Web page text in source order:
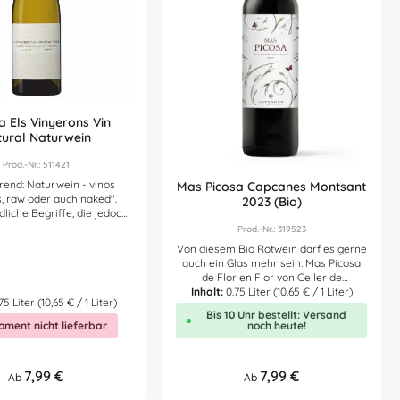
! Hier finden Sie
des Erzeugers zur
- Zutatenliste des
(jahrgangsübergreifend)Selection das
Genussmagazin: SilverLa Guía de vins
de Catalunya: 8,9 PunkteThe Wine
Advocate Robert Parker,USA: 88
PunkteGilbert & Gaillard International
Challenge: GoldHier finden Sie den
Link des Erzeugers zur
Els Vinyerons Vin
Naturwein
Prod.-Nr.: 511421
Naturwein - vinos
raw oder auch naked".
Begriffe, die jedoch
Weingut Els Vinyerons
für seinen excellenten
Naturwein LLUERNA
weiße Rebsorte
Liter (10,65 € / 1 Liter)
nicht lieferbar
Regulärer Preis:
Ab 7,99 €
Mas Picosa Capcanes Montsant
2023 (Bio)
Prod.-Nr.: 319523
Von diesem Bio Rotwein darf es gerne
auch ein Glas mehr sein: Mas Picosa
de Flor en Flor von Celler de
Capcanes aus dem Weinbaugebiet
Montsant. Von den 'heiligen Bergen'
(übersetzt: Montsant) stammt das
Cabernet und Ull de Llebre
Inhalt: 0.75 Liter (10,65 € / 1 Liter)
Bis 10 Uhr bestellt: Versand
noch heute!
Regulärer Preis:
Ab 7,99 €